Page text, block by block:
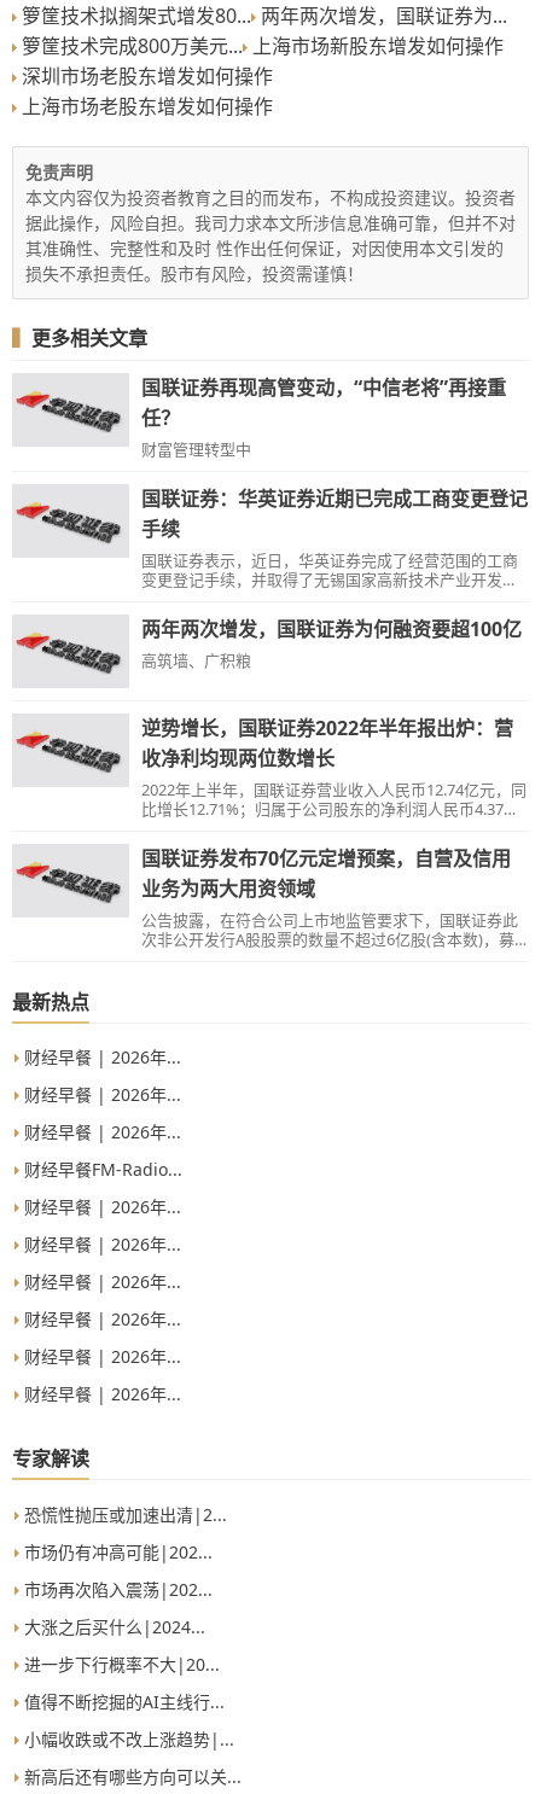
箩筐技术拟搁架式增发80... 两年两次增发，国联证券为...
箩筐技术完成800万美元... 上海市场新股东增发如何操作
深圳市场老股东增发如何操作
上海市场老股东增发如何操作
免责声明
本文内容仅为投资者教育之目的而发布，不构成投资建议。投资者
据此操作，风险自担。我司力求本文所涉信息准确可靠，但并不对
其准确性、完整性和及时 性作出任何保证，对因使用本文引发的
损失不承担责任。股市有风险，投资需谨慎！
▍ 更多相关文章
国联证券再现高管变动，“中信老将”再接重
任？
财富管理转型中
国联证券：华英证券近期已完成工商变更登记
手续
国联证券表示，近日，华英证券完成了经营范围的工商
变更登记手续，并取得了无锡国家高新技术产业开发区
两年两次增发，国联证券为何融资要超100亿
高筑墙、广积粮
逆势增长，国联证券2022年半年报出炉：营
收净利均现两位数增长
2022年上半年，国联证券营业收入人民币12.74亿元，同
比增长12.71%；归属于公司股东的净利润人民币4.37亿
国联证券发布70亿元定增预案，自营及信用
业务为两大用资领域
公告披露，在符合公司上市地监管要求下，国联证券此
次非公开发行A股股票的数量不超过6亿股(含本数)，募
最新热点
财经早餐 | 2026年...
财经早餐 | 2026年...
财经早餐 | 2026年...
财经早餐FM-Radio...
财经早餐 | 2026年...
财经早餐 | 2026年...
财经早餐 | 2026年...
财经早餐 | 2026年...
财经早餐 | 2026年...
财经早餐 | 2026年...
专家解读
恐慌性抛压或加速出清|2...
市场仍有冲高可能|202...
市场再次陷入震荡|202...
大涨之后买什么|2024...
进一步下行概率不大|20...
值得不断挖掘的AI主线行...
小幅收跌或不改上涨趋势|...
新高后还有哪些方向可以关...